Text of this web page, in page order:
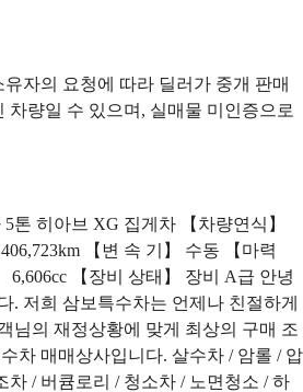
자의 요청에 따라 딜러가 중개 판매
차량일 수 있으며, 실매물 미인증으로
5톤 히아브 XG 집게차 【차량연식】
【변 속 기】 수동 【마력
6,606cc 【장비 상태】 장비 A급 안녕
. 저희 삼보특수차는 언제나 친절하게
님의 재정상황에 맞게 최상의 구매 조
차 매매상사입니다. 살수차 / 암롤 / 압
차 / 버큠로리 / 청소차 / 노면청소 / 하